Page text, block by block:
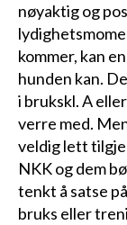
nøyaktig og
kommer, kan
hunden kan.
i brukskl. A
verre med.
veldig lett
NKK og dem
tenkt å satse
bruks eller